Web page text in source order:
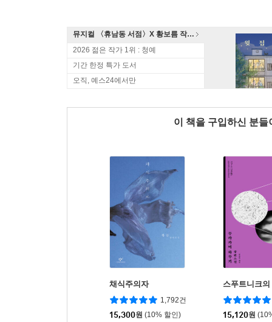
뮤지컬 〈휴남동 서점〉X 황보름 작가 북토크
2026 젊은 작가 1위 : 청예
기간 한정 특가 도서
오직, 예스24에서만
이 책을 구입하신 분
채식주의자
1,792건
15,300원 (10% 할인)
스푸트니크
15,120원